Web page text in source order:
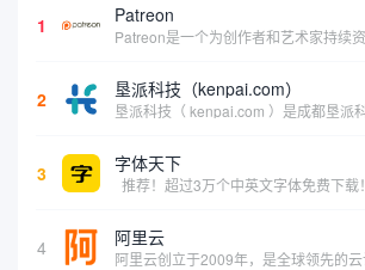
1 Patreon
2 垦派科技（kenpai.com）
3 字体天下
推荐！超过3万个中英文字体免费下载！
4 阿里云